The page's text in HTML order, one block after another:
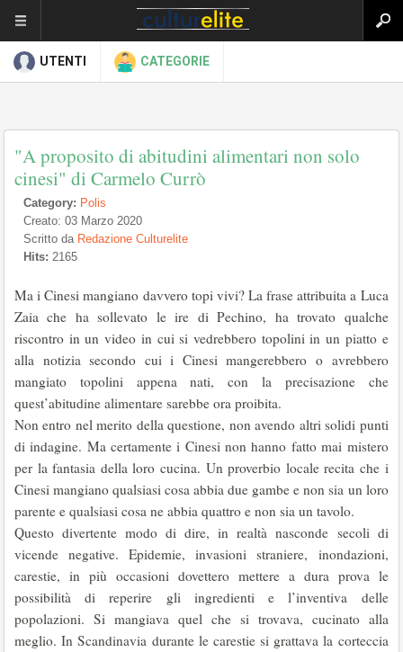
UTENTI CATEGORIE
"A proposito di abitudini alimentari non solo
cinesi" di Carmelo Currò
Category: Polis
Creato: 03 Marzo 2020
Scritto da Redazione Culturelite
Hits: 2165
Ma i Cinesi mangiano davvero topi vivi? La frase attribuita a Luca
Zaia che ha sollevato le ire di Pechino, ha trovato qualche
riscontro in un video in cui si vedrebbero topolini in un piatto e
alla notizia secondo cui i Cinesi mangerebbero o avrebbero
mangiato topolini appena nati, con la precisazione che
quest’abitudine alimentare sarebbe ora proibita.
Non entro nel merito della questione, non avendo altri solidi punti
di indagine. Ma certamente i Cinesi non hanno fatto mai mistero
per la fantasia della loro cucina. Un proverbio locale recita che i
Cinesi mangiano qualsiasi cosa abbia due gambe e non sia un loro
parente e qualsiasi cosa ne abbia quattro e non sia un tavolo.
Questo divertente modo di dire, in realtà nasconde secoli di
vicende negative. Epidemie, invasioni straniere, inondazioni,
carestie, in più occasioni dovettero mettere a dura prova le
possibilità di reperire gli ingredienti e l’inventiva delle
popolazioni. Si mangiava quel che si trovava, cucinato alla
meglio. In Scandinavia durante le carestie si grattava la corteccia